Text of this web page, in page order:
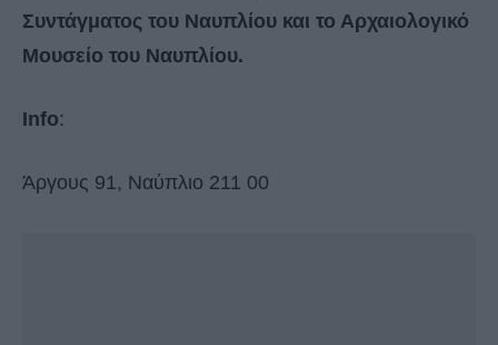
Συντάγματος του Ναυπλίου και το Αρχαιολογικό
Μουσείο του Ναυπλίου.
Info:
Άργους 91, Ναύπλιο 211 00